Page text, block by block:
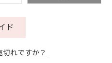
ド
れですか？